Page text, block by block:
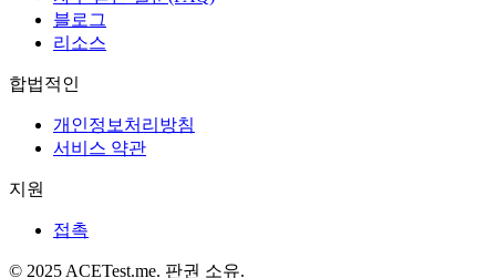
블로그
리소스
합법적인
개인정보처리방침
서비스 약관
지원
접촉
© 2025 ACETest.me. 판권 소유.